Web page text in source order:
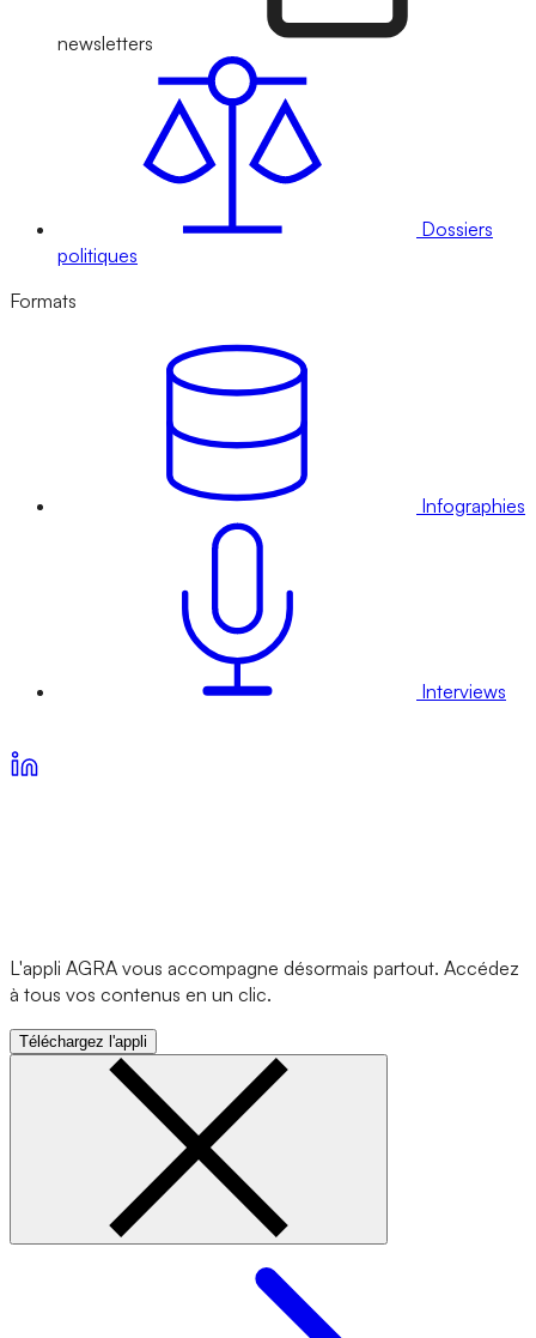
newsletters
Dossiers
politiques
Formats
Infographies
Interviews
L'appli AGRA vous accompagne désormais partout. Accédez
à tous vos contenus en un clic.
Téléchargez l'appli